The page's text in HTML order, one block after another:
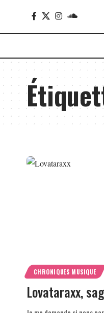
CHRONIQUES MUSIQUE
Lovataraxx,